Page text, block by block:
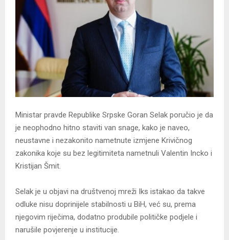
Ministar pravde Republike Srpske Goran Selak poručio je da
je neophodno hitno staviti van snage, kako je naveo,
neustavne i nezakonito nametnute izmjene Krivičnog
zakonika koje su bez legitimiteta nametnuli Valentin Incko i
Kristijan Šmit.
Selak je u objavi na društvenoj mreži Iks istakao da takve
odluke nisu doprinijele stabilnosti u BiH, već su, prema
njegovim riječima, dodatno produbile političke podjele i
narušile povjerenje u institucije.